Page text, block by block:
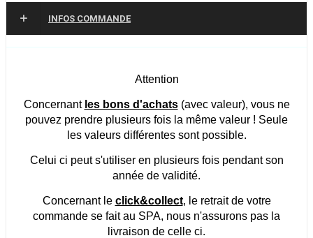
INFOS COMMANDE
Attention
Concernant les bons d'achats(avec valeur), vous ne
pouvez prendre plusieurs fois la même valeur ! Seule
les valeurs différentes sont possible.
Celui ci peut s'utiliser en plusieurs fois pendant son
année de validité.
Concernant le click&collect, le retrait de votre
commande se fait au SPA, nous n'assurons pas la
livraison de celle ci.